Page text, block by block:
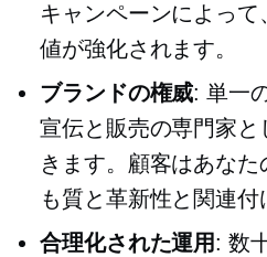
キャンペーンによっ
値が強化されます。
ブランドの権威: 単一
宣伝と販売の専門家
きます。顧客はあなた
も質と革新性と関連付
合理化された運用: 数